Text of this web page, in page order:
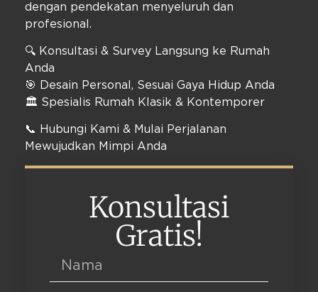
dengan pendekatan menyeluruh dan
profesional.
🔍 Konsultasi & Survey Langsung ke Rumah
Anda
🎯 Desain Personal, Sesuai Gaya Hidup Anda
🏛️ Spesialis Rumah Klasik & Kontemporer
📞 Hubungi Kami & Mulai Perjalanan
Mewujudkan Mimpi Anda
Konsultasi
Gratis!